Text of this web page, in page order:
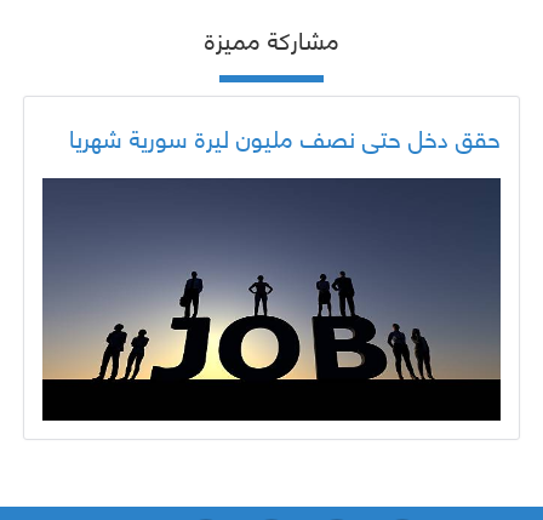
مشاركة مميزة
حقق دخل حتى نصف مليون ليرة سورية شهريا